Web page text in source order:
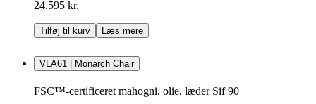
24.595 kr.
Tilføj til kurv Læs mere
VLA61 | Monarch Chair
FSC™-certificeret mahogni, olie, læder Sif 90